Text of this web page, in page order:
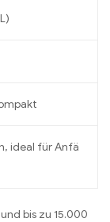
ideal für Anfä
bis zu 15.000